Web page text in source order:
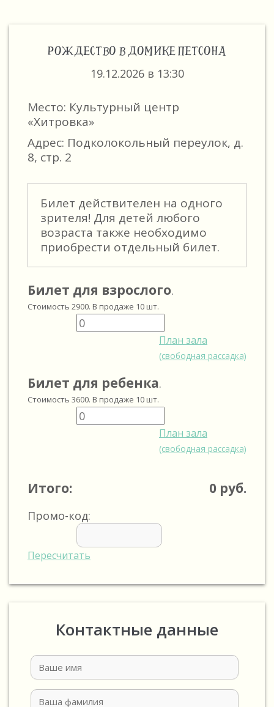
РОЖДЕСТВО В ДОМИКЕ ПЕТСОНА
19.12.2026 в 13:30
Место: Культурный центр
«Хитровка»
Адрес: Подколокольный переулок, д.
8, стр. 2
Билет действителен на одного
зрителя! Для детей любого
возраста также необходимо
приобрести отдельный билет.
Билет для взрослого.
Стоимость 2900. В продаже 10 шт.
План зала
(свободная рассадка)
Билет для ребенка.
Стоимость 3600. В продаже 10 шт.
План зала
(свободная рассадка)
Итого: 0 руб.
Промо-код:
Пересчитать
Контактные данные